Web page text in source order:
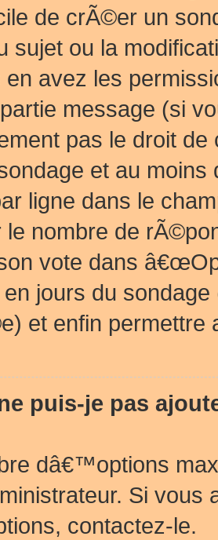
de crÃ©er un
sujet ou la
en avez les
message (si
pas le droit
et au
ligne dans le
le nombre de
vote dans
jours du
et enfin permettre
puis-je pas
dâ€™options
Si vous
contactez-le.